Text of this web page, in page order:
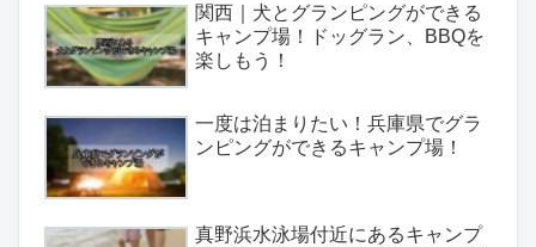
関西｜犬とグランピングができる
キャンプ場！ドッグラン、BBQを
楽しもう！
一度は泊まりたい！兵庫県でグラ
ンピングができるキャンプ場！
真野浜水泳場付近にあるキャンプ